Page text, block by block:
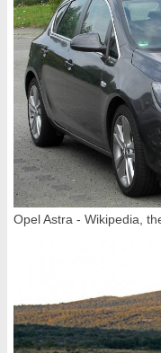
Opel Astra - Wikipedia,